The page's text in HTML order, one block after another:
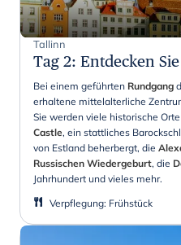
Tallinn
Tag 2: Entdecken
Bei einem geführten Rundgang
erhaltene mittelalterliche
Sie werden viele historische
Castle, ein stattliches
von Estland beherbergt, die
Russischen Wiedergeburt, die
Jahrhundert und vieles mehr.
Verpflegung: Frühstück